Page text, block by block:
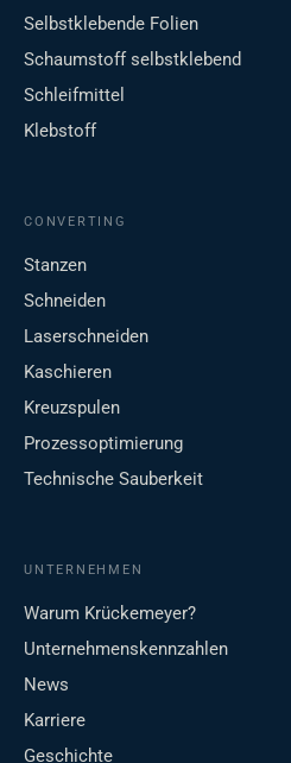
Selbstklebende Folien
Schaumstoff selbstklebend
Schleifmittel
Klebstoff
CONVERTING
Stanzen
Schneiden
Laserschneiden
Kaschieren
Kreuzspulen
Prozessoptimierung
Technische Sauberkeit
UNTERNEHMEN
Warum Krückemeyer?
Unternehmenskennzahlen
News
Karriere
Geschichte